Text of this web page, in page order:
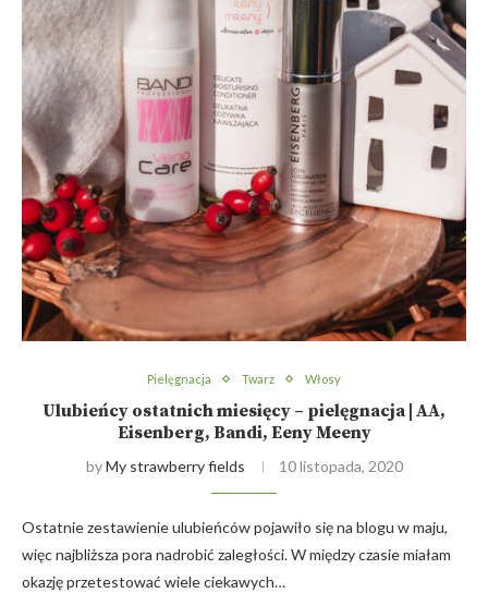
Pielęgnacja Twarz Włosy
Ulubieńcy ostatnich miesięcy – pielęgnacja | AA,
Eisenberg, Bandi, Eeny Meeny
byMy strawberry fields 10 listopada, 2020
Ostatnie zestawienie ulubieńców pojawiło się na blogu w maju,
więc najbliższa pora nadrobić zaległości. W między czasie miałam
okazję przetestować wiele ciekawych…